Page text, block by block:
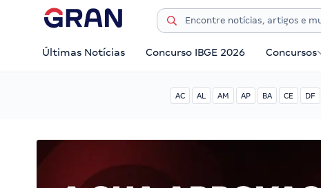
Últimas Notícias Concurso IBGE 2026 Concursos
AC AL AM AP BA CE DF